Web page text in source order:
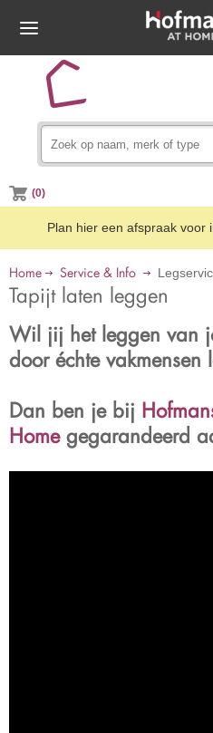
(0)
Plan hier een afspraak voor
Home Service & Info
Tapijt laten leggen
Wil jij het leggen van
door échte vakmensen
Dan ben je bij
Homegegarandeerd